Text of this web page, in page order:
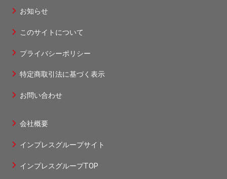
ッ
タ
2
お知らせ
このサイトについて
プライバシーポリシー
特定商取引法に基づく表示
お問い合わせ
ッ
タ
会社概要
インプレスグループサイト
インプレスグループTOP